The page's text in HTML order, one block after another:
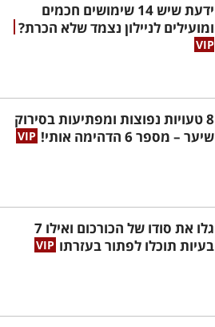
ידעת שיש 14 שימושים חכמים
ומועילים לניילון נצמד שלא הכרת?
8 טעויות נפוצות ומפתיעות בסירוק
שיער – מספר 6 הדהימה אותי!
גלו את סודו של הכורכום ואילו 7
בעיות תוכלו לפתור בעזרתו